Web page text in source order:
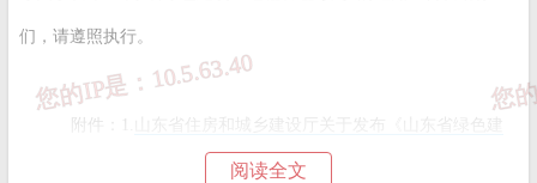
们，请遵照执行。
附件：1. 山东省住房和城乡建设厅关于发布《山东省绿色建
筑全过程管理导则》的通知.pdf
阅读全文